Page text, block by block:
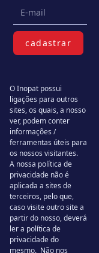
cadastrar
O Inopat possui
ligações para outros
sites, os quais, a nosso
ver, podem conter
informações /
ferramentas úteis para
os nossos visitantes.
A nossa política de
privacidade não é
aplicada a sites de
terceiros, pelo que,
caso visite outro site a
partir do nosso, deverá
ler a política de
privacidade do
mesmo. Não nos